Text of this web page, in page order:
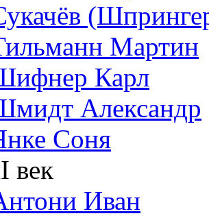
Мартин
Карл
Александр
Соня
век
Иван